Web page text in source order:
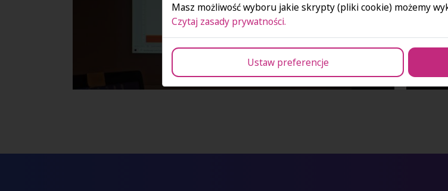
Masz możliwość wyboru jakie skrypty (pliki cookie) możemy
Czytaj zasady prywatności.
Ustaw preferencje